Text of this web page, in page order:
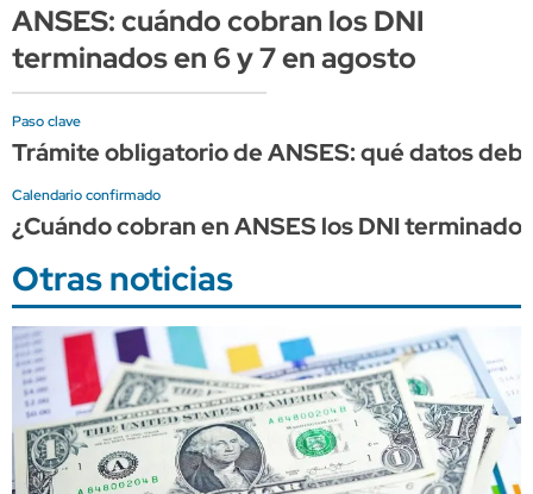
ANSES: cuándo cobran los DNI
terminados en 6 y 7 en agosto
Paso clave
Trámite obligatorio de ANSES: qué datos
Calendario confirmado
¿Cuándo cobran en ANSES los DNI
Otras noticias